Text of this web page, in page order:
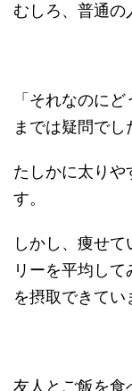
むしろ、普通の
「それなのに
までは疑問でし
たしかに太りや
す。
しかし、痩せ
リーを平均し
を摂取できてい
友人とご飯を食